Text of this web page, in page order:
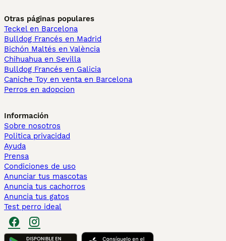
Otras páginas populares
Teckel en Barcelona
Bulldog Francés en Madrid
Bichón Maltés en València
Chihuahua en Sevilla
Bulldog Francés en Galicia
Caniche Toy en venta en Barcelona
Perros en adopcion
Información
Sobre nosotros
Politica privacidad
Ayuda
Prensa
Condiciones de uso
Anunciar tus mascotas
Anuncia tus cachorros
Anuncia tus gatos
Test perro ideal